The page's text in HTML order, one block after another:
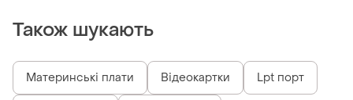
Також шукають
Материнські плати Відеокартки Lpt порт